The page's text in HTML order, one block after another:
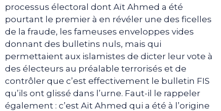
processus électoral dont Aït Ahmed a été
pourtant le premier à en révéler une des ficelles
de la fraude, les fameuses enveloppes vides
donnant des bulletins nuls, mais qui
permettaient aux islamistes de dicter leur vote à
des électeurs au préalable terrorisés et de
contrôler que c’est effectivement le bulletin FIS
qu’ils ont glissé dans l’urne. Faut-il le rappeler
également : c’est Aït Ahmed qui a été à l’origine